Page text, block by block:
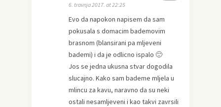
6. travnja 2017. at 22:25
Evo da napokon napisem da sam
pokusala s domacim bademovim
brasnom (blansirani pa mljeveni
bademi) i da je odlicno ispalo 🙂
Jos se jedna ukusna stvar dogodila
slucajno. Kako sam bademe mljela u
mlincu za kavu, naravno da su neki
ostali nesamljeveni i kao takvi zavrsili